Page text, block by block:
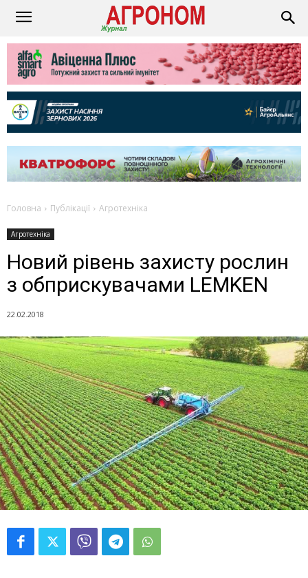
Головна Публікації Агротехніка
Агротехніка
Новий рівень захисту рослин
з обприскувачами LEMKEN
22.02.2018